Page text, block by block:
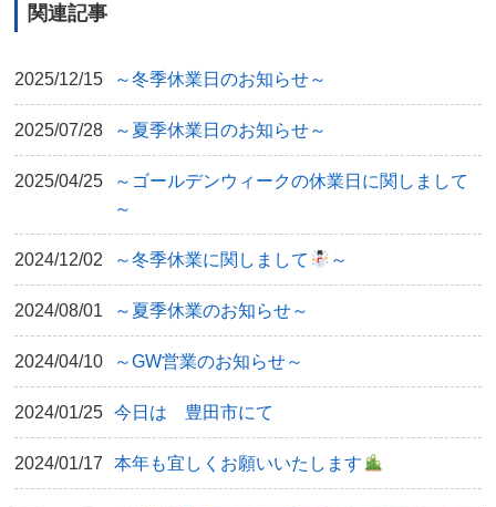
関連記事
2025/12/15 ～冬季休業日のお知らせ～
2025/07/28 ～夏季休業日のお知らせ～
2025/04/25
～ゴールデンウィークの休業日に関しまして
～
2024/12/02 ～冬季休業に関しまして ～
2024/08/01 ～夏季休業のお知らせ～
2024/04/10 ～GW営業のお知らせ～
2024/01/25 今日は 豊田市にて
2024/01/17 本年も宜しくお願いいたします